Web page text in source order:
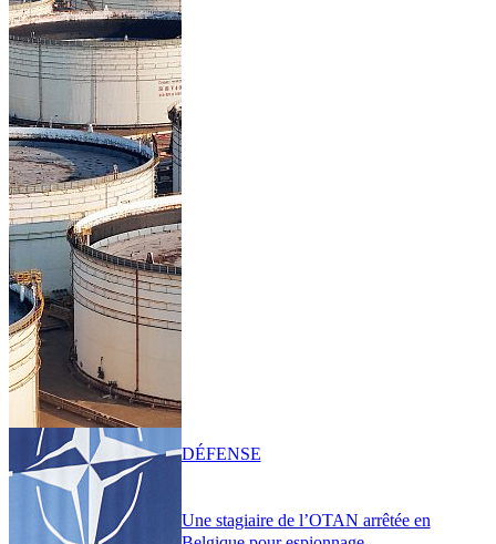
Une stagiaire de l’OTAN arrêtée en
DÉFENSE